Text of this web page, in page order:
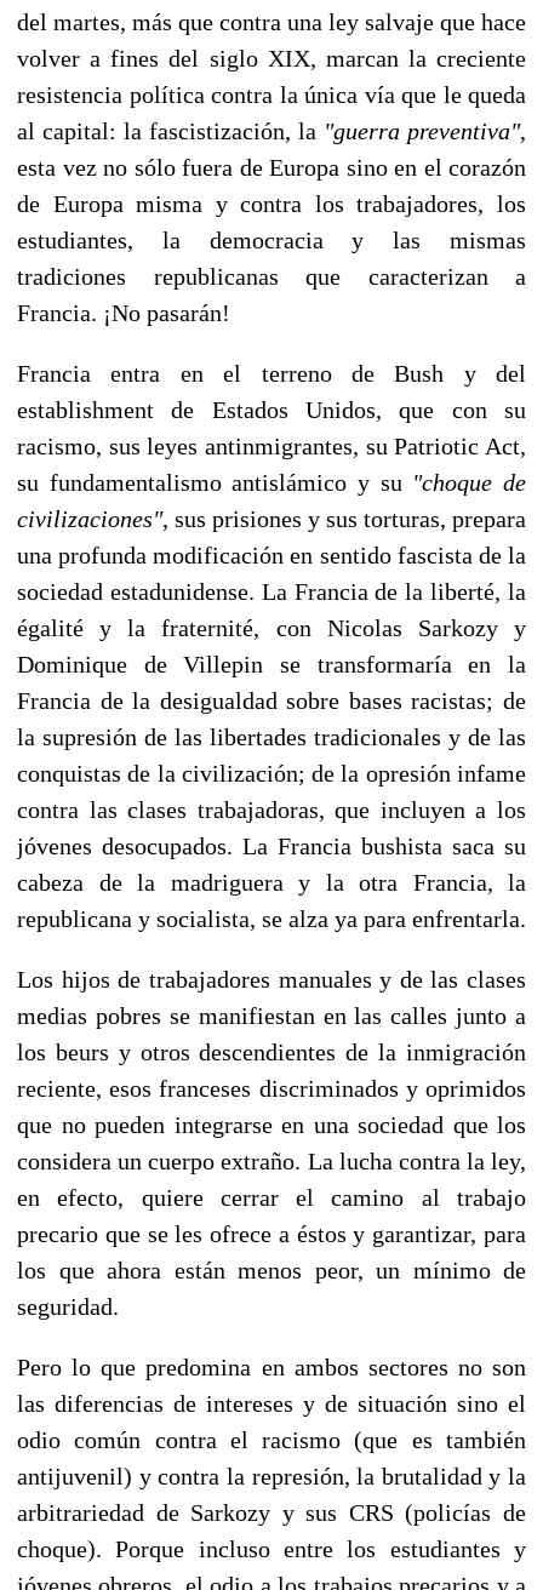
del martes, más que contra una ley salvaje que hace
volver a fines del siglo XIX, marcan la creciente
resistencia política contra la única vía que le queda
al capital: la fascistización, la "guerra preventiva",
esta vez no sólo fuera de Europa sino en el corazón
de Europa misma y contra los trabajadores, los
estudiantes, la democracia y las mismas
tradiciones republicanas que caracterizan a
Francia. ¡No pasarán!
Francia entra en el terreno de Bush y del
establishment de Estados Unidos, que con su
racismo, sus leyes antinmigrantes, su Patriotic Act,
su fundamentalismo antislámico y su "choque de
civilizaciones", sus prisiones y sus torturas, prepara
una profunda modificación en sentido fascista de la
sociedad estadunidense. La Francia de la liberté, la
égalité y la fraternité, con Nicolas Sarkozy y
Dominique de Villepin se transformaría en la
Francia de la desigualdad sobre bases racistas; de
la supresión de las libertades tradicionales y de las
conquistas de la civilización; de la opresión infame
contra las clases trabajadoras, que incluyen a los
jóvenes desocupados. La Francia bushista saca su
cabeza de la madriguera y la otra Francia, la
republicana y socialista, se alza ya para enfrentarla.
Los hijos de trabajadores manuales y de las clases
medias pobres se manifiestan en las calles junto a
los beurs y otros descendientes de la inmigración
reciente, esos franceses discriminados y oprimidos
que no pueden integrarse en una sociedad que los
considera un cuerpo extraño. La lucha contra la ley,
en efecto, quiere cerrar el camino al trabajo
precario que se les ofrece a éstos y garantizar, para
los que ahora están menos peor, un mínimo de
seguridad.
Pero lo que predomina en ambos sectores no son
las diferencias de intereses y de situación sino el
odio común contra el racismo (que es también
antijuvenil) y contra la represión, la brutalidad y la
arbitrariedad de Sarkozy y sus CRS (policías de
choque). Porque incluso entre los estudiantes y